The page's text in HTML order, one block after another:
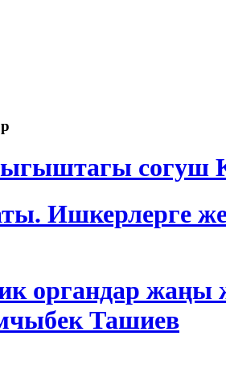
согуш
Ишкерлерге
органдар жаңы
Ташиев